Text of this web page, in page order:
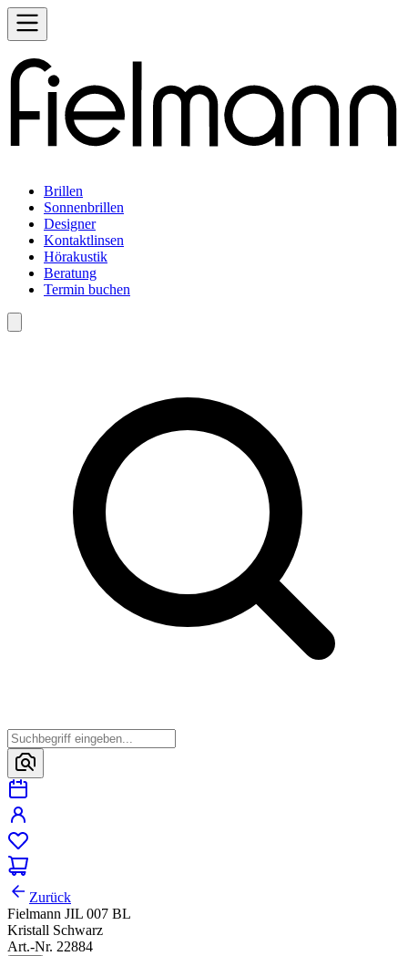
Brillen
Sonnenbrillen
Designer
Kontaktlinsen
Hörakustik
Beratung
Termin buchen
Zurück
Fielmann JIL 007 BL
Kristall Schwarz
Art.-Nr. 22884